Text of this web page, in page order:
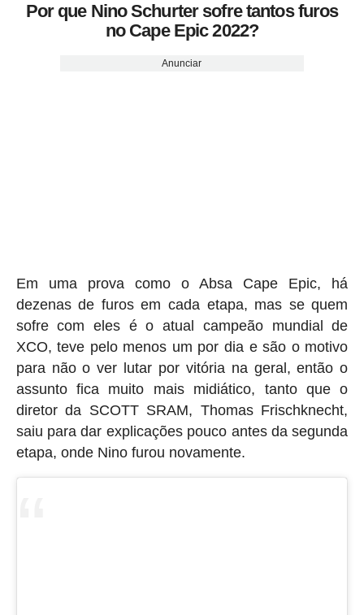
Por que Nino Schurter sofre tantos furos
no Cape Epic 2022?
Anunciar
Em uma prova como o Absa Cape Epic, há
dezenas de furos em cada etapa, mas se quem
sofre com eles é o atual campeão mundial de
XCO, teve pelo menos um por dia e são o motivo
para não o ver lutar por vitória na geral, então o
assunto fica muito mais midiático, tanto que o
diretor da SCOTT SRAM, Thomas Frischknecht,
saiu para dar explicações pouco antes da segunda
etapa, onde Nino furou novamente.